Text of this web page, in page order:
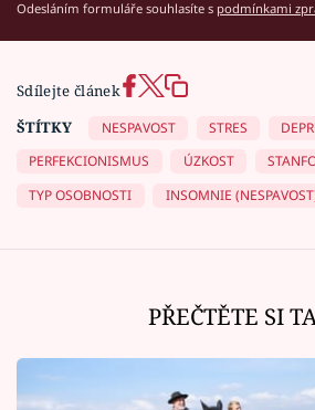
Odesláním formuláře souhlasíte s podmínkami
Sdílejte článek
ŠTÍTKY
NESPAVOST STRES
PERFEKCIONISMUS
ÚZKOST
TYP OSOBNOSTI
INSOMNIE
PŘEČTĚTE SI